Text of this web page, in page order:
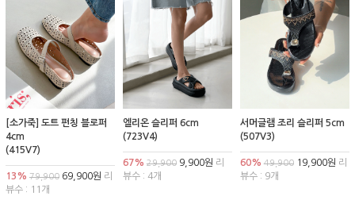
[소가죽] 도트 펀칭 블로퍼
4cm
(415V7)
13% 79,900 69,900원 리
뷰수 : 11개
엘리온 슬리퍼 6cm
(723V4)
67% 29,9009,900원 리
뷰수 : 4개
서머글램 조리 슬리퍼 5cm
(507V3)
60% 49,90019,900원 리
뷰수 : 9개